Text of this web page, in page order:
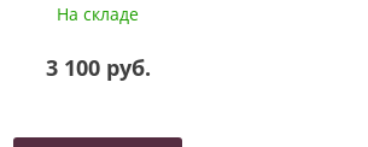
На складе
3 100 руб.